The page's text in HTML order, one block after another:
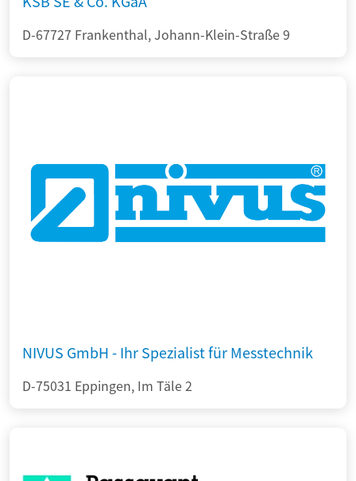
D-67727 Frankenthal, Johann-Klein-Straße 9
NIVUS GmbH - Ihr Spezialist für Messtechnik
D-75031 Eppingen, Im Täle 2